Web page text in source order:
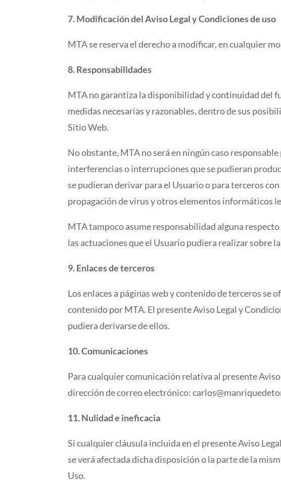
7. Modificación del Aviso Legal y Condiciones de uso
MTA se reserva el derecho a modificar, en cualquier
8. Responsabilidades
MTA no garantiza la disponibilidad y continuidad del
medidas necesarias y razonables, dentro de sus
Sitio Web.
No obstante, MTA no será en ningún caso
interferencias o interrupciones que se pudieran
se pudieran derivar para el Usuario o para terceros
propagación de virus y otros elementos informáticos
MTA tampoco asume responsabilidad alguna
las actuaciones que el Usuario pudiera realizar sobre
9. Enlaces de terceros
Los enlaces a páginas web y contenido de terceros se
contenido por MTA. El presente Aviso Legal y
pudiera derivarse de ellos.
10. Comunicaciones
Para cualquier comunicación relativa al presente
dirección de correo electrónico:
11. Nulidad e ineficacia
Si cualquier cláusula incluida en el presente Aviso
se verá afectada dicha disposición o la parte de la
Uso.